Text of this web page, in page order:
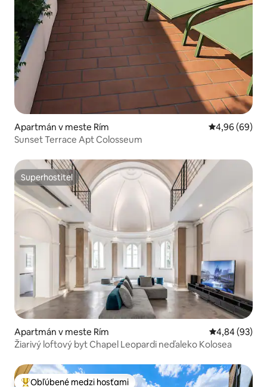
Apartmán v meste Rím Priemerné
4,96 (69)
Sunset Terrace Apt Colosseum
Superhostiteľ
Superhostiteľ
Apartmán v meste Rím Priemerné
4,84 (93)
Žiarivý loftový byt Chapel Leopardi neďaleko Kolosea
Obľúbené medzi hosťami